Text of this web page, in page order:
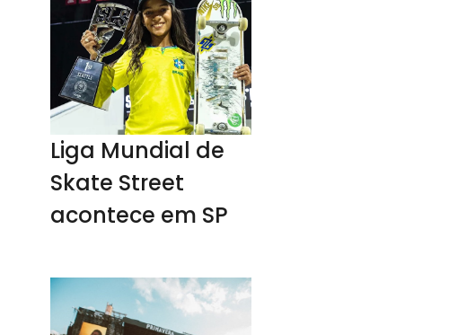
Liga Mundial de
Skate Street
acontece em SP